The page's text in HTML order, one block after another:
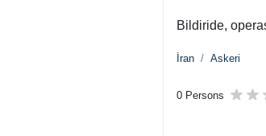
Bildiride,
İran Askeri
0 Persons